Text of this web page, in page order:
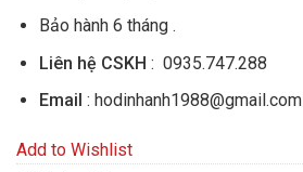
Bảo hành 6 tháng .
Liên hệ CSKH : 0935.747.288
Email : hodinhanh1988@gmail.com
Add to Wishlist